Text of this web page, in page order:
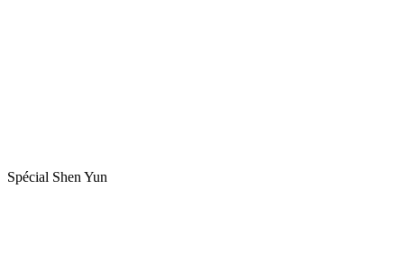
Spécial Shen Yun